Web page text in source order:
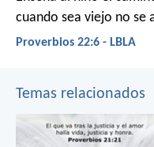
cuando sea viejo no se
Proverbios 22:6 - LBLA
Temas relacionados